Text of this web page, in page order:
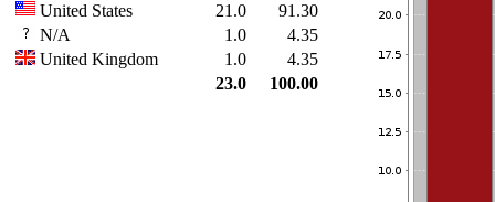
United States
21.0
91.30
N/A
1.0
4.35
United Kingdom
1.0
4.35
23.0
100.00